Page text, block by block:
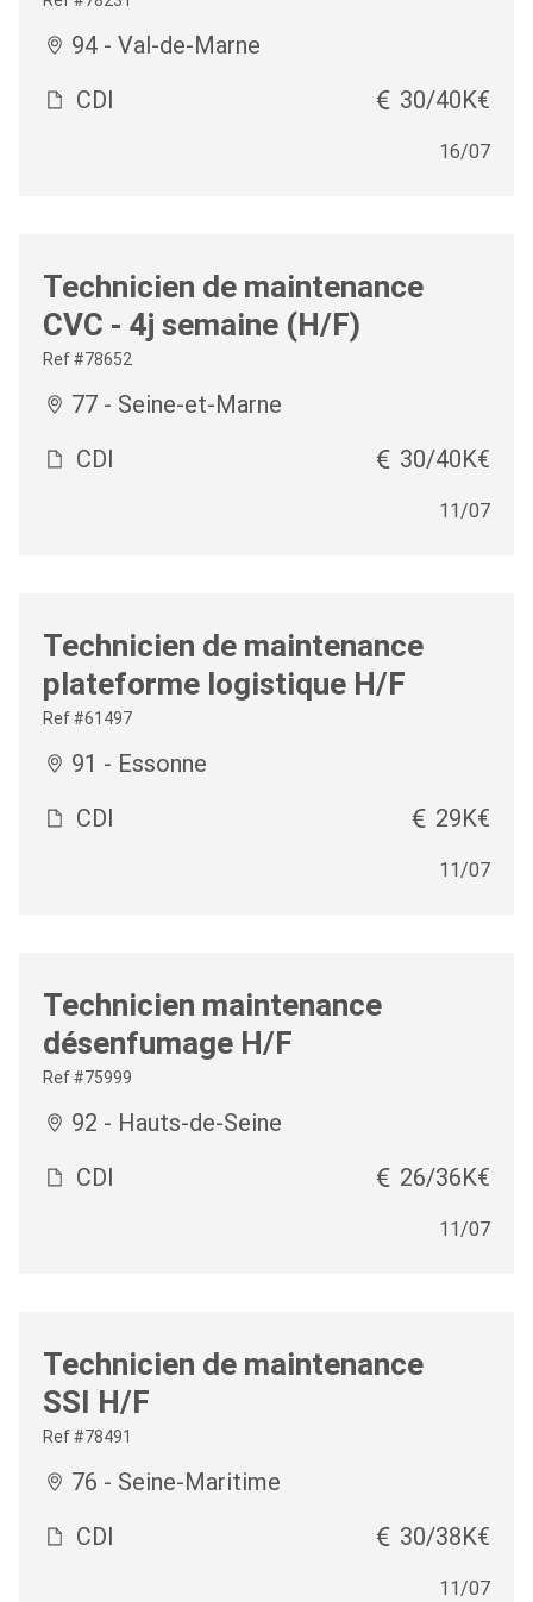
94 - Val-de-Marne
CDI
30/40K€
16/07
Technicien de maintenance
CVC - 4j semaine (H/F)
Ref #78652
77 - Seine-et-Marne
CDI
30/40K€
11/07
Technicien de maintenance
plateforme logistique H/F
Ref #61497
91 - Essonne
CDI
29K€
11/07
Technicien maintenance
désenfumage H/F
Ref #75999
92 - Hauts-de-Seine
CDI
26/36K€
11/07
Technicien de maintenance
SSI H/F
Ref #78491
76 - Seine-Maritime
CDI
30/38K€
11/07